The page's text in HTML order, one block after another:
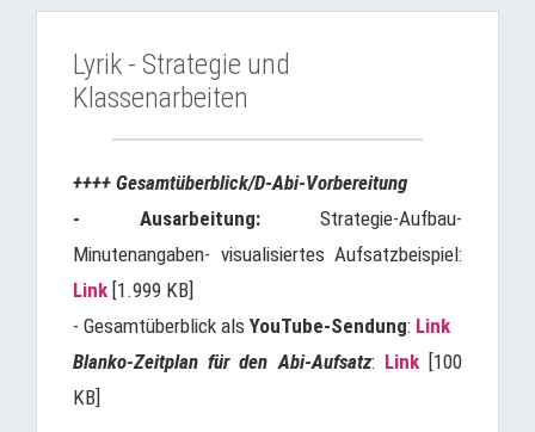
Lyrik - Strategie und
Klassenarbeiten
++++ Gesamtüberblick/D-Abi-Vorbereitung
- Ausarbeitung:
Strategie-Aufbau-
Minutenangaben- visualisiertes Aufsatzbeispiel:
Link [1.999 KB]
- Gesamtüberblick als YouTube-Sendung: Link
Blanko-Zeitplan für den Abi-Aufsatz: Link[100
KB]